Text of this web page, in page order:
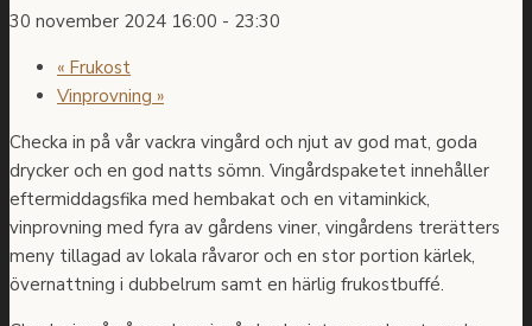
30 november 2024 16:00 - 23:30
« Frukost
Vinprovning »
Checka in på vår vackra vingård och njut av god mat, goda
drycker och en god natts sömn. Vingårdspaketet innehåller
eftermiddagsfika med hembakat och en vitaminkick,
vinprovning med fyra av gårdens viner, vingårdens trerätters
meny tillagad av lokala råvaror och en stor portion kärlek,
övernattning i dubbelrum samt en härlig frukostbuffé.